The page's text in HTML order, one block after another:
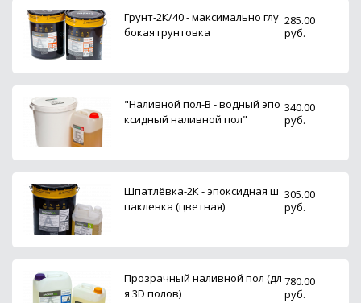
Грунт-2К/40 - максимально глу
бокая грунтовка
285.00
руб.
"Наливной пол-В - водный эпо
ксидный наливной пол"
340.00
руб.
Шпатлёвка-2К - эпоксидная ш
паклевка (цветная)
305.00
руб.
Прозрачный наливной пол (дл
я 3D полов)
780.00
руб.